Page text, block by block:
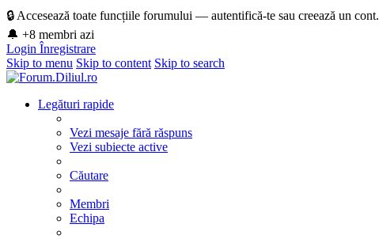
🔒 Accesează toate funcțiile forumului — autentifică-te sau creează un cont.
🔔 +8 membri azi
Login Înregistrare
Skip to menu Skip to content Skip to search
Legături rapide
Vezi mesaje fără răspuns
Vezi subiecte active
Căutare
Membri
Echipa